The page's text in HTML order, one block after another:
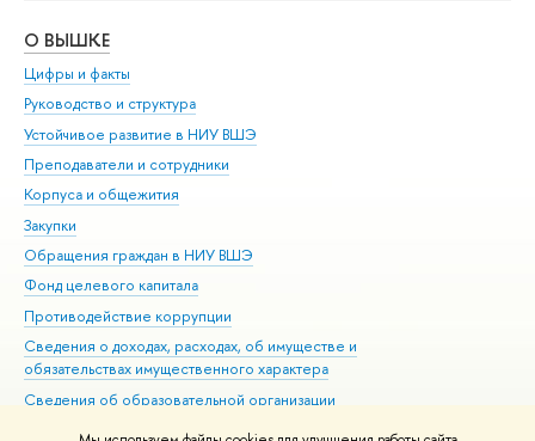
О ВЫШКЕ
Цифры и факты
Руководство и структура
Устойчивое развитие в НИУ ВШЭ
Преподаватели и сотрудники
Корпуса и общежития
Закупки
Обращения граждан в НИУ ВШЭ
Фонд целевого капитала
Противодействие коррупции
Сведения о доходах, расходах, об имуществе и
обязательствах имущественного характера
Сведения об образовательной организации
Людям с ограниченными возможностями здоровья